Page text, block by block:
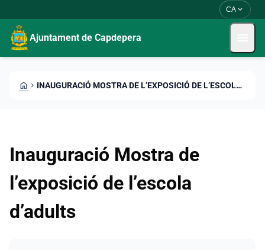
CA expand_more
Ajuntament de Capdepera
HOME CHEVRON_RIGHT INAUGURACIÓ MOSTRA DE L’EXPOSICIÓ DE L’ESCOLA D’ADULTS
Inauguració Mostra de
l’exposició de l’escola
d’adults